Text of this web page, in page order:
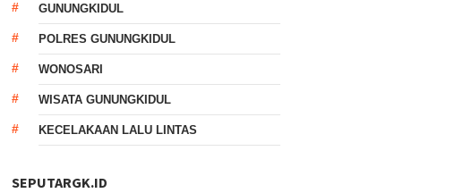
GUNUNGKIDUL
POLRES GUNUNGKIDUL
WONOSARI
WISATA GUNUNGKIDUL
KECELAKAAN LALU LINTAS
SEPUTARGK.ID